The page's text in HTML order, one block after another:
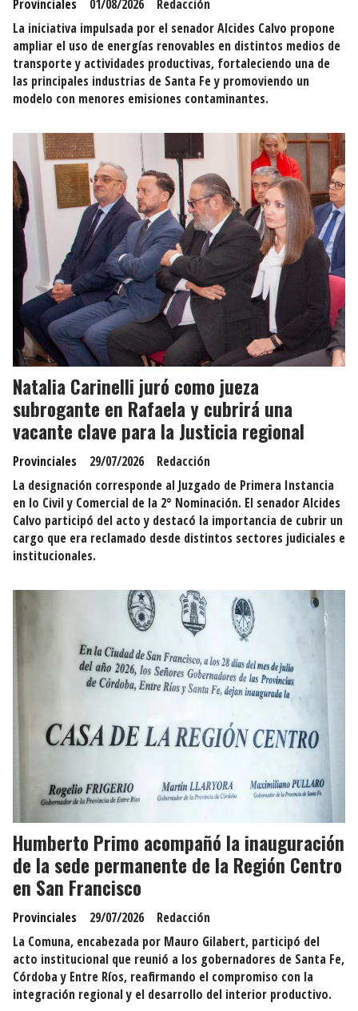
Redacción
Provinciales
01/08/2026
La iniciativa impulsada por el senador Alcides Calvo propone
ampliar el uso de energías renovables en distintos medios de
transporte y actividades productivas, fortaleciendo una de
las principales industrias de Santa Fe y promoviendo un
modelo con menores emisiones contaminantes.
Natalia Carinelli juró como jueza
subrogante en Rafaela y cubrirá una
vacante clave para la Justicia regional
Redacción
Provinciales
29/07/2026
La designación corresponde al Juzgado de Primera Instancia
en lo Civil y Comercial de la 2° Nominación. El senador Alcides
Calvo participó del acto y destacó la importancia de cubrir un
cargo que era reclamado desde distintos sectores judiciales e
institucionales.
Humberto Primo acompañó la inauguración
de la sede permanente de la Región Centro
en San Francisco
Redacción
Provinciales
29/07/2026
La Comuna, encabezada por Mauro Gilabert, participó del
acto institucional que reunió a los gobernadores de Santa Fe,
Córdoba y Entre Ríos, reafirmando el compromiso con la
integración regional y el desarrollo del interior productivo.